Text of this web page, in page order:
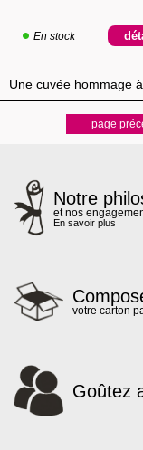
En stock
Une cuvée hommage
Notre
et nos
En savoir plus
votre carton
Goûtez